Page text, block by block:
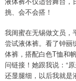
挑、会不会搭！
我闺蜜在无锡做文员，
尝试液体裤。看了钟丽
体裤，搭配白色T恤和
问链接！她跟我说：“
还显腿细，以后我就是